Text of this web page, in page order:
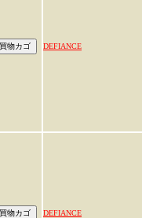
DEFIANCE
DEFIANCE